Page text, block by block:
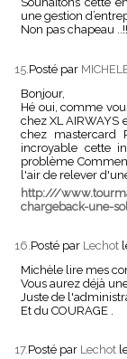
une gestion
Non pas chapeau ..!!
15. Posté par
Bonjour,
Hé oui, comme
chez XL AIRWAYS
chez mastercard
incroyable cette
problème
l'air de relever
http:///
chargeback-une-
16.Posté par Lechot
Michèle lire mes
Vous aurez déjà
Juste de
Et du COURAGE .
17.Posté par Lechot